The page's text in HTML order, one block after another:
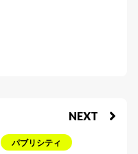
NEXT
パブリシティ